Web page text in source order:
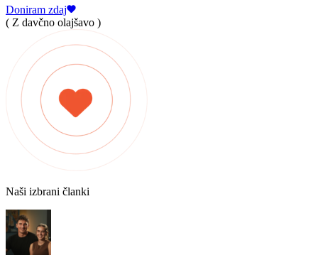
Doniram zdaj
( Z davčno olajšavo )
Naši izbrani članki